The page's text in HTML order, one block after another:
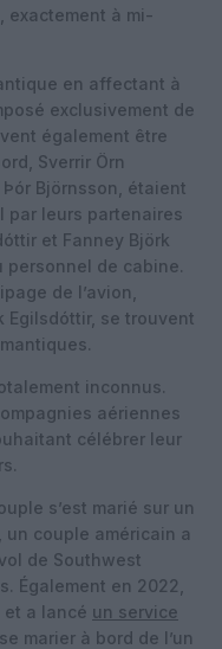
exactement à mi-
en affectant à
exclusivement de
également être
Sverrir Örn
Björnsson, étaient
par leurs partenaires
et Fanney Björk
personnel de cabine.
de l’avion,
Egilsdóttir, se trouvent
inconnus.
aériennes
célébrer leur
s’est marié sur un
couple américain a
de Southwest
Également en 2022,
a lancé un service
marier à bord de l’un